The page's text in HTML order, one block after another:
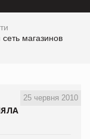
магазинов
25 червня 2010